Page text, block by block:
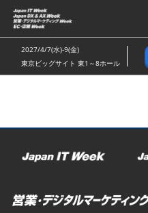
ス
キ
ッ
し
む
2027/4/7(水)-9(金)
東京ビッグサイト 東1～8ホール